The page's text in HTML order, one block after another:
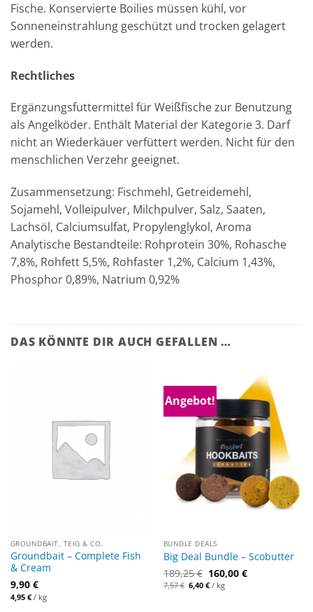
Fische. Konservierte Boilies müssen kühl, vor
Sonneneinstrahlung geschützt und trocken gelagert
werden.
Rechtliches
Ergänzungsfuttermittel für Weißfische zur Benutzung
als Angelköder. Enthält Material der Kategorie 3. Darf
nicht an Wiederkäuer verfüttert werden. Nicht für den
menschlichen Verzehr geeignet.
Zusammensetzung: Fischmehl, Getreidemehl,
Sojamehl, Volleipulver, Milchpulver, Salz, Saaten,
Lachsöl, Calciumsulfat, Propylenglykol, Aroma
Analytische Bestandteile: Rohprotein 30%, Rohasche
7,8%, Rohfett 5,5%, Rohfaster 1,2%, Calcium 1,43%,
Phosphor 0,89%, Natrium 0,92%
DAS KÖNNTE DIR AUCH GEFALLEN …
GROUNDBAIT, TEIG & CO.
Groundbait – Complete Fish
& Cream
9,90 €
4,95 €/ kg
Angebot!
BUNDLE DEALS
Big Deal Bundle – Scobutter
189,25€ 160,00 €
7,57€ Ursprünglicher
Preis
6,40€Aktueller
Preis
/ kg